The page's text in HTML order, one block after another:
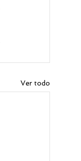
Ver todo